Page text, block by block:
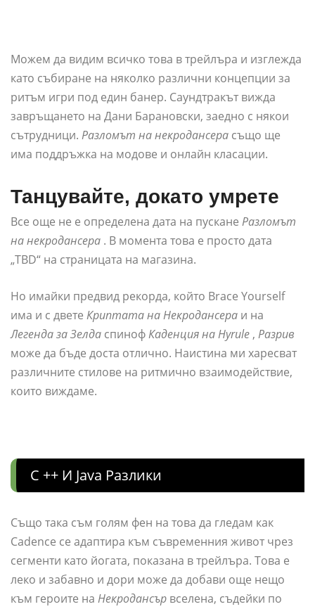
Можем да видим всичко това в трейлъра и изглежда
като събиране на няколко различни концепции за
ритъм игри под един банер. Саундтракът вижда
завръщането на Дани Барановски, заедно с някои
сътрудници. Разломът на некродансера също ще
има поддръжка на модове и онлайн класации.
Танцувайте, докато умрете
Все още не е определена дата на пускане Разломът
на некродансера . В момента това е просто дата
„TBD“ на страницата на магазина.
Но имайки предвид рекорда, който Brace Yourself
има и с двете Криптата на Некродансера и на
Легенда за Зелда спинофКаденция на Hyrule , Разрив
може да бъде доста отлично. Наистина ми харесват
различните стилове на ритмично взаимодействие,
които виждаме.
C ++ И Java Разлики
Също така съм голям фен на това да гледам как
Cadence се адаптира към съвременния живот чрез
сегменти като йогата, показана в трейлъра. Това е
леко и забавно и дори може да добави още нещо
към героите на Некродансър вселена, съдейки по